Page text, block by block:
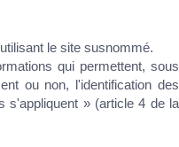
le site susnommé.
qui permettent, sous
ou non, l'identification des
s'appliquent » (article 4 de la